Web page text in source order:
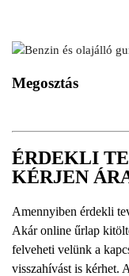
Megosztás
ÉRDEKLI
KÉRJEN
Amennyiben érdekli
Akár online űrlap
felveheti velünk a
visszahívást is kérhet.